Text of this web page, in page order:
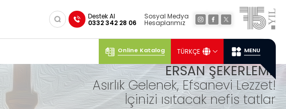
×
SosyalMedya Ersan Konum
Destek Al
0332 342 28 06
Sosyal Medya
Hesaplarımız
Online Katalog TÜRKÇE MENU
ERSAN ŞEKERLEME
Asırlık Gelenek, Efsanevi Lezzet!
İçinizi ısıtacak nefis tatlar